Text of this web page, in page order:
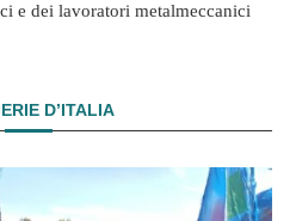
e dei lavoratori metalmeccanici
D’ITALIA